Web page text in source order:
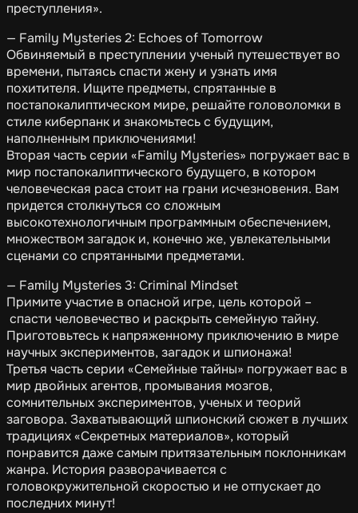
преступления».
— Family Mysteries 2: Echoes of Tomorrow
Обвиняемый в преступлении ученый путешествует во
времени, пытаясь спасти жену и узнать имя
похитителя. Ищите предметы, спрятанные в
постапокалиптическом мире, решайте головоломки в
стиле киберпанк и знакомьтесь с будущим,
наполненным приключениями!
Вторая часть серии «Family Mysteries» погружает вас в
мир постапокалиптического будущего, в котором
человеческая раса стоит на грани исчезновения. Вам
придется столкнуться со сложным
высокотехнологичным программным обеспечением,
множеством загадок и, конечно же, увлекательными
сценами со спрятанными предметами.
— Family Mysteries 3: Criminal Mindset
Примите участие в опасной игре, цель которой –
спасти человечество и раскрыть семейную тайну.
Приготовьтесь к напряженному приключению в мире
научных экспериментов, загадок и шпионажа!
Третья часть серии «Семейные тайны» погружает вас в
мир двойных агентов, промывания мозгов,
сомнительных экспериментов, ученых и теорий
заговора. Захватывающий шпионский сюжет в лучших
традициях «Секретных материалов», который
понравится даже самым притязательным поклонникам
жанра. История разворачивается с
головокружительной скоростью и не отпускает до
последних минут!